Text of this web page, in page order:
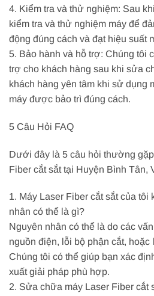
4. Kiểm tra và thử nghiệm: Sau
kiểm tra và thử nghiệm máy để
động đúng cách và đạt hiệu suất
5. Bảo hành và hỗ trợ: Chúng tôi
trợ cho khách hàng sau khi sửa
khách hàng yên tâm khi sử dụng
máy được bảo trì đúng cách.
5 Câu Hỏi FAQ
Dưới đây là 5 câu hỏi thường
Fiber cắt sắt tại Huyện Bình Tân,
1. Máy Laser Fiber cắt sắt của tôi
nhân có thể là gì?
Nguyên nhân có thể là do các
nguồn điện, lỗi bộ phận cắt, hoặc
Chúng tôi có thể giúp bạn xác
xuất giải pháp phù hợp.
2. Sửa chữa máy Laser Fiber cắt